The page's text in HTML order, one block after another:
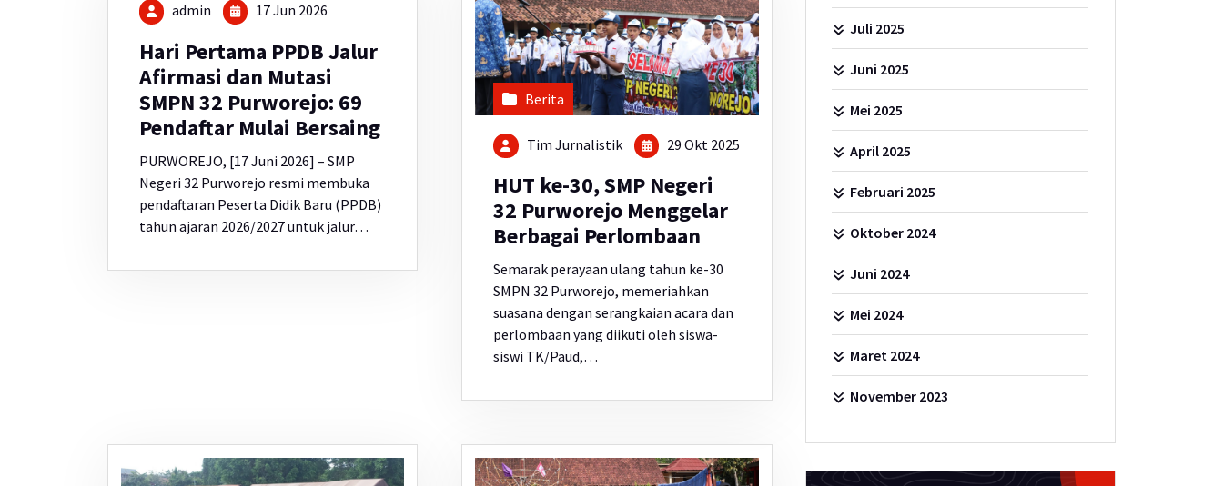
admin 17 Jun 2026
Hari Pertama PPDB Jalur
Afirmasi dan Mutasi
SMPN 32 Purworejo: 69
Pendaftar Mulai Bersaing
PURWOREJO, [17 Juni 2026] – SMP
Negeri 32 Purworejo resmi membuka
pendaftaran Peserta Didik Baru (PPDB)
tahun ajaran 2026/2027 untuk jalur…
Berita
Tim Jurnalistik 29 Okt 2025
HUT ke-30, SMP Negeri
32 Purworejo Menggelar
Berbagai Perlombaan
Semarak perayaan ulang tahun ke-30
SMPN 32 Purworejo, memeriahkan
suasana dengan serangkaian acara dan
perlombaan yang diikuti oleh siswa-
siswi TK/Paud,…
Juli 2025
Juni 2025
Mei 2025
April 2025
Februari 2025
Oktober 2024
Juni 2024
Mei 2024
Maret 2024
November 2023